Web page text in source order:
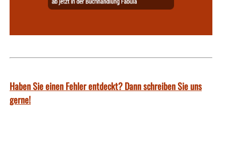
Haben Sie einen Fehler entdeckt? Dann schreiben Sie uns
gerne!